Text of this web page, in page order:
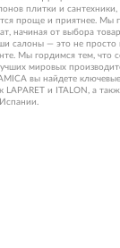
плитки и
проще и приятнее. Мы
начиная от выбора
салоны — это не просто
Мы гордимся тем, что
мировых
вы найдете
LAPARET и ITALON, а
Испании.